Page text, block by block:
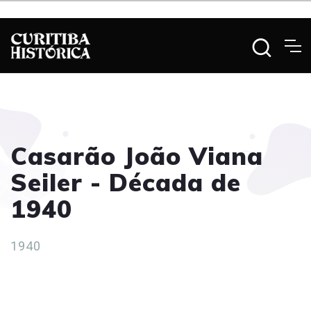
Casarão João Viana
Seiler - Década de
1940
1940